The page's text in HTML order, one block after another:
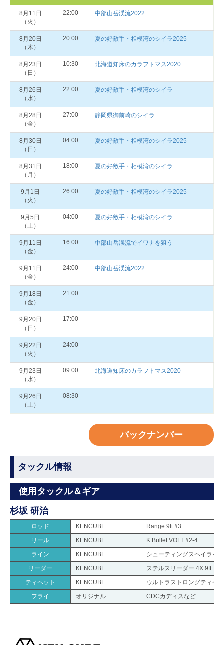
8月11日
（火）
22:00 中部山岳渓流2022
8月20日
（木）
20:00 夏の好敵手・相模湾のシイラ2025
8月23日
（日）
10:30 北海道知床のカラフトマス2020
8月26日
（水）
22:00 夏の好敵手・相模湾のシイラ
8月28日
（金）
27:00 静岡県御前崎のシイラ
8月30日
（日）
04:00 夏の好敵手・相模湾のシイラ2025
8月31日
（月）
18:00 夏の好敵手・相模湾のシイラ
9月1日
（火）
26:00 夏の好敵手・相模湾のシイラ2025
9月5日
（土）
04:00 夏の好敵手・相模湾のシイラ
9月11日
（金）
16:00 中部山岳渓流でイワナを狙う
9月11日
（金）
24:00 中部山岳渓流2022
9月18日
（金）
21:00
9月20日
（日）
17:00
9月22日
（火）
24:00
9月23日
（水）
09:00 北海道知床のカラフトマス2020
9月26日
（土）
08:30
バックナンバー
タックル情報
使用タックル＆ギア
杉坂 研治
ロッド KENCUBE
Range 9ft #3
リール
KENCUBE
K.Bullet VOLT #2-4
ライン
KENCUBE
シューティングスペイライ
リーダー
KENCUBE
ステルスリーダー 4X 9ft
ティペット
KENCUBE
ウルトラストロングティペ
フライ
オリジナル CDCカディスなど